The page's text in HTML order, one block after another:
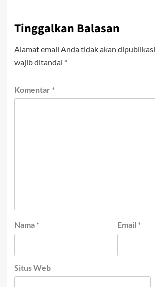
Tinggalkan Balasan
Alamat email Anda tidak akan
wajib ditandai *
Komentar *
Nama * Email *
Situs Web